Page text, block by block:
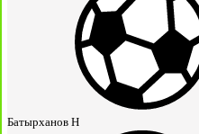
Батырханов Н